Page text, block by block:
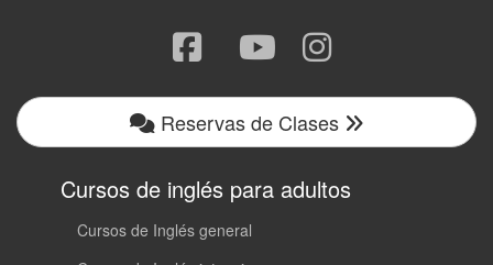
Reservas de Clases
Cursos de inglés para adultos
Cursos de Inglés general